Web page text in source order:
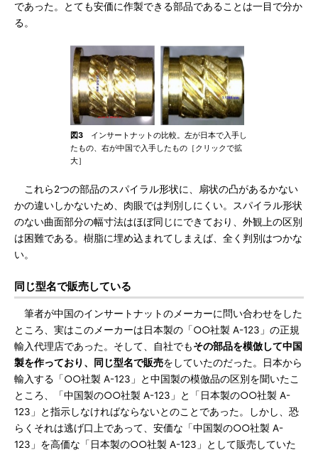
であった。とても安価に作製できる部品であることは一目で分か
る。
図3 インサートナットの比較。左が日本で入手し
たもの、右が中国で入手したもの［クリックで拡
大］
これら2つの部品のスパイラル形状に、扇状の凸があるかない
かの違いしかないため、肉眼では判別しにくい。スパイラル形状
のない曲面部分の幅寸法はほぼ同じにできており、外観上の区別
は困難である。樹脂に埋め込まれてしまえば、全く判別はつかな
い。
同じ型名で販売している
筆者が中国のインサートナットのメーカーに問い合わせをした
ところ、実はこのメーカーは日本製の「○○社製 A-123」の正規
輸入代理店であった。そして、自社でもその部品を模倣して中国
製を作っており、同じ型名で販売をしていたのだった。日本から
輸入する「○○社製 A-123」と中国製の模倣品の区別を聞いたこ
ところ、「中国製の○○社製 A-123」と「日本製の○○社製 A-
123」と指示しなければならないとのことであった。しかし、恐
らくそれは逃げ口上であって、安価な「中国製の○○社製 A-
123」を高価な「日本製の○○社製 A-123」として販売していた